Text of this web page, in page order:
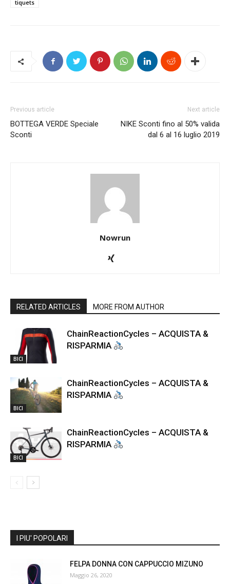
tiquets
Previous article
BOTTEGA VERDE Speciale
Sconti
Next article
NIKE Sconti fino al 50% valida
dal 6 al 16 luglio 2019
Nowrun
RELATED ARTICLES MORE FROM AUTHOR
BICI
ChainReactionCycles – ACQUISTA &
RISPARMIA
BICI
ChainReactionCycles – ACQUISTA &
RISPARMIA
BICI
ChainReactionCycles – ACQUISTA &
RISPARMIA
I PIU' POPOLARI
FELPA DONNA CON CAPPUCCIO MIZUNO
Maggio 26, 2020